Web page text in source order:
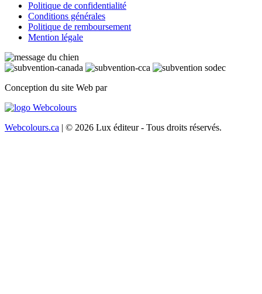
Politique de confidentialité
Conditions générales
Politique de remboursement
Mention légale
Conception du site Web par
Webcolours.ca | © 2026 Lux éditeur - Tous droits réservés.